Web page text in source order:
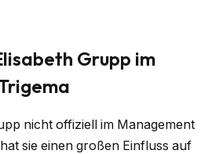
Grupp im
nicht offiziell im Management
sie einen großen Einfluss auf